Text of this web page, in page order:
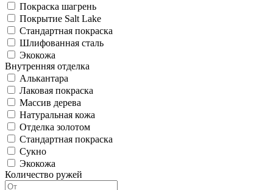
Покраска шагрень
Покрытие Salt Lake
Стандартная покраска
Шлифованная сталь
Экокожа
Внутренняя отделка
Алькантара
Лаковая покраска
Массив дерева
Натуральная кожа
Отделка золотом
Стандартная покраска
Сукно
Экокожа
Количество ружей